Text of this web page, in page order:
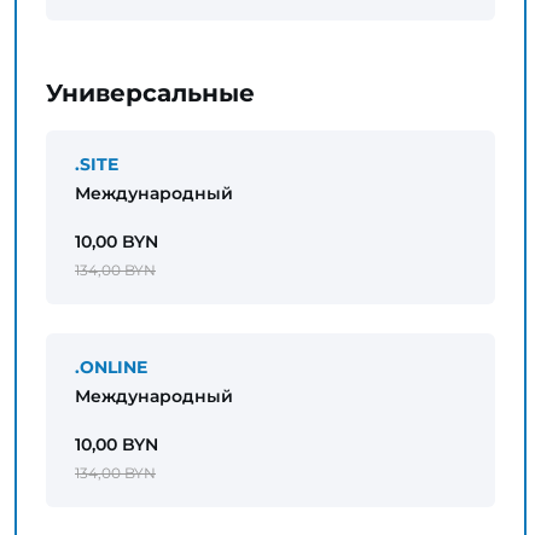
Универсальные
.SITE
Международный
10,00 BYN
134,00 BYN
.ONLINE
Международный
10,00 BYN
134,00 BYN